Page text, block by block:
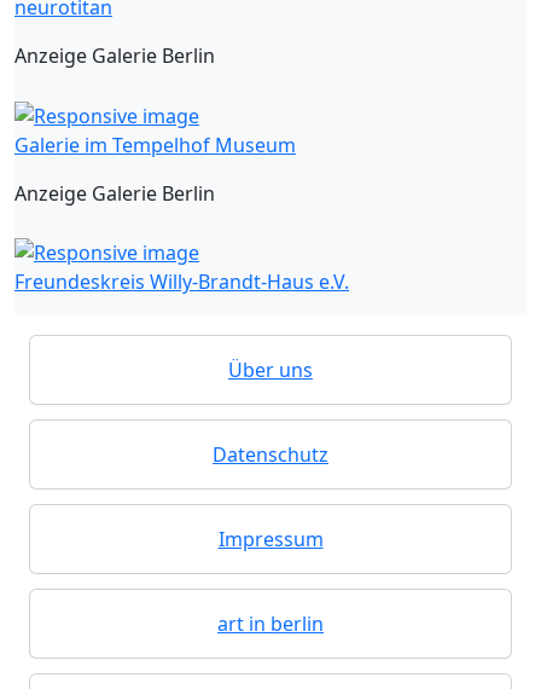
neurotitan
Anzeige Galerie Berlin
Galerie im Tempelhof Museum
Anzeige Galerie Berlin
Freundeskreis Willy-Brandt-Haus e.V.
Über uns
Datenschutz
Impressum
art in berlin